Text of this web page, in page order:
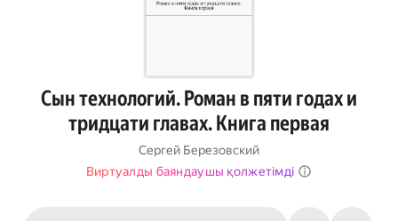
Сын технологий. Роман в пяти годах и
тридцати главах. Книга первая
Сергей Березовский
Виртуалды баяндаушы қолжетімді